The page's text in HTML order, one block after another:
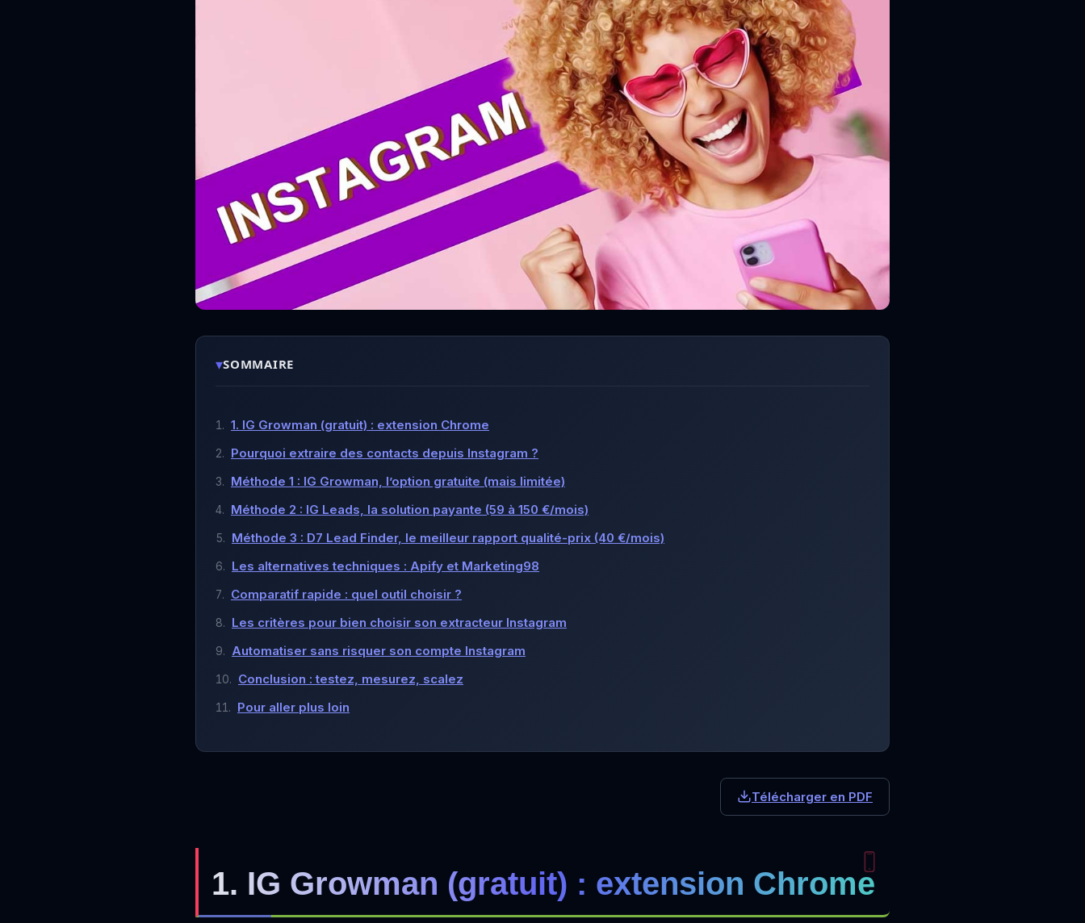
▾SOMMAIRE
1. IG Growman (gratuit) : extension Chrome
Pourquoi extraire des contacts depuis Instagram ?
Méthode 1 : IG Growman, l’option gratuite (mais limitée)
Méthode 2 : IG Leads, la solution payante (59 à 150 €/mois)
Méthode 3 : D7 Lead Finder, le meilleur rapport qualité-prix (40 €/mois)
Les alternatives techniques : Apify et Marketing98
Comparatif rapide : quel outil choisir ?
Les critères pour bien choisir son extracteur Instagram
Automatiser sans risquer son compte Instagram
Conclusion : testez, mesurez, scalez
Pour aller plus loin
Télécharger en PDF
1. IG Growman (gratuit) : extension Chrome